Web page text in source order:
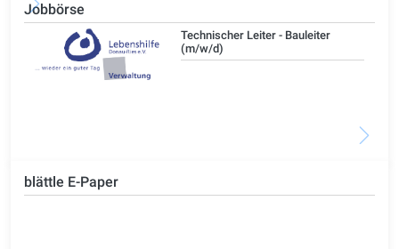
Jobbörse
Technischer Leiter - Bauleiter
(m/w/d)
blättle E-Paper